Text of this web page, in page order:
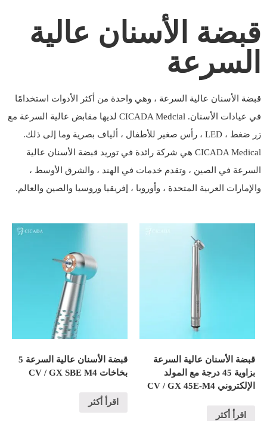
قبضة الأسنان عالية
السرعة
قبضة الأسنان عالية السرعة ، وهي واحدة من أكثر الأدوات استخدامًا
في عيادات الأسنان. CICADA Medcial لديها مقابض عالية السرعة مع
زر ضغط ، LED ، رأس صغير للأطفال ، ألياف بصرية وما إلى ذلك.
CICADA Medical هي شركة رائدة في توريد قبضة الأسنان عالية
السرعة في الصين ، وتقدم خدمات في الهند ، والشرق الأوسط ،
والإمارات العربية المتحدة ، وأوروبا ، إفريقيا وروسيا والصين والعالم.
قبضة الأسنان عالية السرعة
بزاوية 45 درجة مع المولد
الإلكتروني CV / GX 45E-M4
اقرأ أكثر
قبضة الأسنان عالية السرعة 5
بخاخات CV / GX SBE M4
اقرأ أكثر